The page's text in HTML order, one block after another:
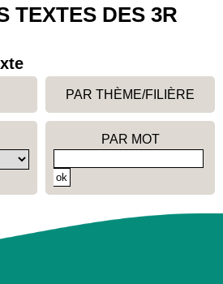
TEXTES DES 3R
PAR THÈME/FILIÈRE
PAR MOT